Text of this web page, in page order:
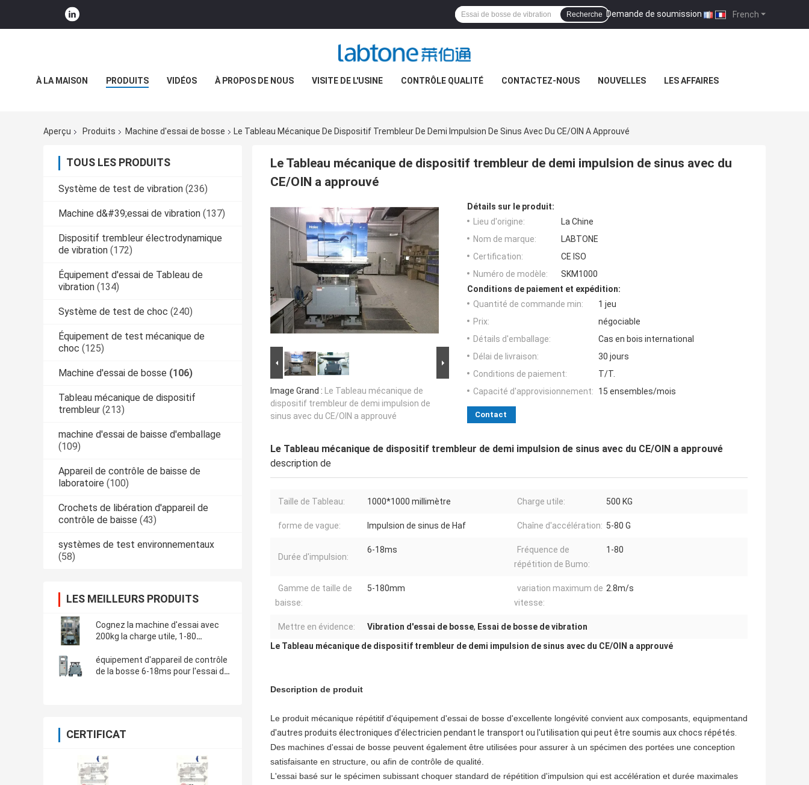
French
Demande de soumission |
Recherche
À LA MAISON PRODUITS VIDÉOS À PROPOS DE NOUS VISITE DE L'USINE CONTRÔLE QUALITÉ CONTACTEZ-NOUS NOUVELLES LES AFFAIRES
Aperçu Produits Machine d'essai de bosse Le Tableau Mécanique De Dispositif Trembleur De Demi Impulsion De Sinus Avec Du CE/OIN A Approuvé
TOUS LES PRODUITS
Système de test de vibration (236)
Machine d&#39;essai de vibration (137)
Dispositif trembleur électrodynamique
de vibration (172)
Équipement d'essai de Tableau de
vibration (134)
Système de test de choc (240)
Équipement de test mécanique de
choc (125)
Machine d'essai de bosse (106)
Tableau mécanique de dispositif
trembleur (213)
machine d'essai de baisse d'emballage
(109)
Appareil de contrôle de baisse de
laboratoire (100)
Crochets de libération d'appareil de
contrôle de baisse (43)
systèmes de test environnementaux
(58)
LES MEILLEURS PRODUITS
Cognez la machine d'essai avec
200kg la charge utile, 1-80
millimètres
équipement d'appareil de contrôle
de la bosse 6-18ms pour l'essai de
CERTIFICAT
Le Tableau mécanique de dispositif trembleur de demi impulsion de sinus avec du
CE/OIN a approuvé
Image Grand : Le Tableau mécanique de
dispositif trembleur de demi impulsion de
sinus avec du CE/OIN a approuvé
Détails sur le produit:
Lieu d'origine:
La Chine
Nom de marque:
LABTONE
Certification:
CE ISO
Numéro de modèle:
SKM1000
Conditions de paiement et expédition:
Quantité de commande min:
1 jeu
Prix:
négociable
Détails d'emballage:
Cas en bois international
Délai de livraison:
30 jours
Conditions de paiement:
T/T.
Capacité d'approvisionnement:
15 ensembles/mois
Contact
Le Tableau mécanique de dispositif trembleur de demi impulsion de sinus avec du CE/OIN a approuvé
description de
Taille de Tableau: 1000*1000 millimètre Charge utile: 500 KG
forme de vague: Impulsion de sinus de Haf Chaîne d'accélération: 5-80 G
Durée d'impulsion:
6-18ms
Fréquence de
répétition de Bumo:
1-80
Gamme de taille de
baisse:
5-180mm
variation maximum de
vitesse:
2.8m/s
Mettre en évidence: Vibration d'essai de bosse, Essai de bosse de vibration
Le Tableau mécanique de dispositif trembleur de demi impulsion de sinus avec du CE/OIN a approuvé
Description de produit
Le produit mécanique répétitif d'équipement d'essai de bosse d'excellente longévité convient aux composants, equipmentand
d'autres produits électroniques d'électricien pendant le transport ou l'utilisation qui peut être soumis aux chocs répétés.
Des machines d'essai de bosse peuvent également être utilisées pour assurer à un spécimen des portées une conception
satisfaisante en structure, ou afin de contrôle de qualité.
L'essai basé sur le spécimen subissant choquer standard de répétition d'impulsion qui est accélération et durée maximales